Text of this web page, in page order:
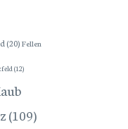
(20) Fellen
(12)
(109)